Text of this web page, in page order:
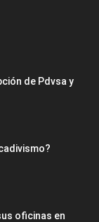
de Pdvsa y
oficinas en